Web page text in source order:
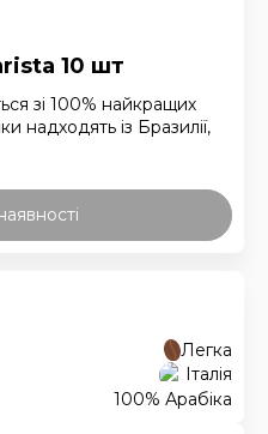
10 шт
зі 100% найкращих
надходять із Бразилії,
Легка
Італія
100% Арабіка